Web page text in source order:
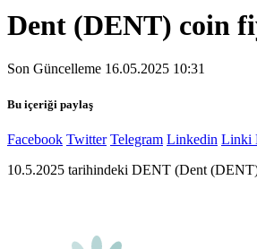
Dent (DENT) coin
Son Güncelleme 16.05.2025 10:31
Bu içeriği paylaş
Facebook Twitter Telegram Linkedin Linki
10.5.2025 tarihindeki DENT (Dent